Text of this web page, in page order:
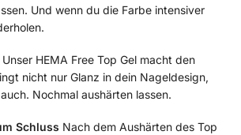
Und wenn du die Farbe intensiver
Unser HEMA Free Top Gel macht den
nicht nur Glanz in dein Nageldesign,
Nochmal aushärten lassen.
Schluss Nach dem Aushärten des Top